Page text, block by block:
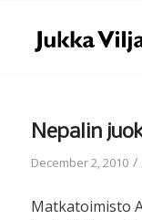
Nepalin
December 2, 2010 /
Matkatoimisto